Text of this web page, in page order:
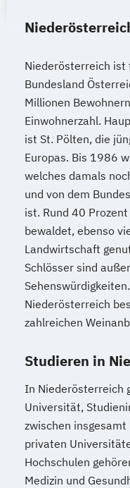
Niederösterreich ist
Bundesland
Millionen
Einwohnerzahl.
ist St. Pölten, die
Europas. Bis 1986
welches damals
und von dem
ist. Rund 40
bewaldet, ebenso
Landwirtschaft
Schlösser sind
Niederösterreich
zahlreichen
Studieren in
In Niederösterreich
Universität,
zwischen
privaten
Hochschulen
Medizin und